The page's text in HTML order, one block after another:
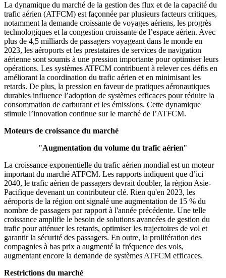
La dynamique du marché de la gestion des flux et de la capacité du
trafic aérien (ATFCM) est façonnée par plusieurs facteurs critiques,
notamment la demande croissante de voyages aériens, les progrès
technologiques et la congestion croissante de l’espace aérien. Avec
plus de 4,5 milliards de passagers voyageant dans le monde en
2023, les aéroports et les prestataires de services de navigation
aérienne sont soumis à une pression importante pour optimiser leurs
opérations. Les systèmes ATFCM contribuent à relever ces défis en
améliorant la coordination du trafic aérien et en minimisant les
retards. De plus, la pression en faveur de pratiques aéronautiques
durables influence l’adoption de systèmes efficaces pour réduire la
consommation de carburant et les émissions. Cette dynamique
stimule l’innovation continue sur le marché de l’ATFCM.
Moteurs de croissance du marché
"Augmentation du volume du trafic aérien"
La croissance exponentielle du trafic aérien mondial est un moteur
important du marché ATFCM. Les rapports indiquent que d’ici
2040, le trafic aérien de passagers devrait doubler, la région Asie-
Pacifique devenant un contributeur clé. Rien qu'en 2023, les
aéroports de la région ont signalé une augmentation de 15 % du
nombre de passagers par rapport à l'année précédente. Une telle
croissance amplifie le besoin de solutions avancées de gestion du
trafic pour atténuer les retards, optimiser les trajectoires de vol et
garantir la sécurité des passagers. En outre, la prolifération des
compagnies à bas prix a augmenté la fréquence des vols,
augmentant encore la demande de systèmes ATFCM efficaces.
Restrictions du marché